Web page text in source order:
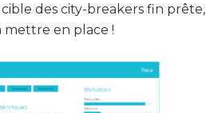
des city-breakers fin prête,
mettre en place !